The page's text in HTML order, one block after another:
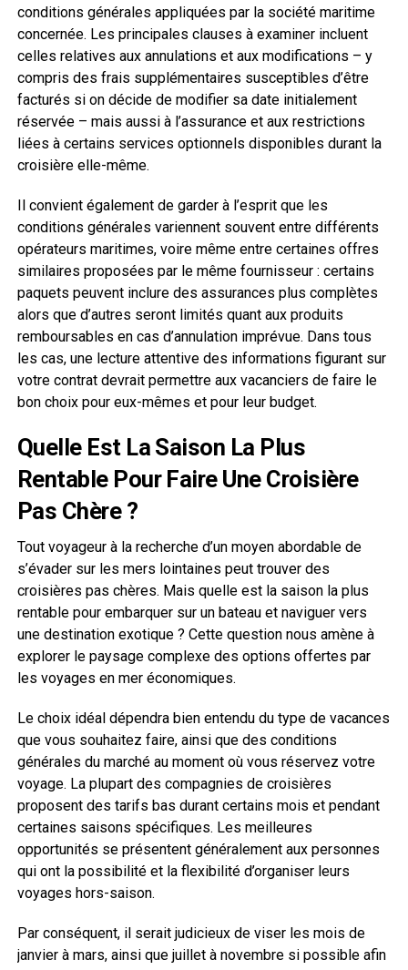
conditions générales appliquées par la société maritime
concernée. Les principales clauses à examiner incluent
celles relatives aux annulations et aux modifications – y
compris des frais supplémentaires susceptibles d’être
facturés si on décide de modifier sa date initialement
réservée – mais aussi à l’assurance et aux restrictions
liées à certains services optionnels disponibles durant la
croisière elle-même.
Il convient également de garder à l’esprit que les
conditions générales variennent souvent entre différents
opérateurs maritimes, voire même entre certaines offres
similaires proposées par le même fournisseur : certains
paquets peuvent inclure des assurances plus complètes
alors que d’autres seront limités quant aux produits
remboursables en cas d’annulation imprévue. Dans tous
les cas, une lecture attentive des informations figurant sur
votre contrat devrait permettre aux vacanciers de faire le
bon choix pour eux-mêmes et pour leur budget.
Quelle Est La Saison La Plus
Rentable Pour Faire Une Croisière
Pas Chère ?
Tout voyageur à la recherche d’un moyen abordable de
s’évader sur les mers lointaines peut trouver des
croisières pas chères. Mais quelle est la saison la plus
rentable pour embarquer sur un bateau et naviguer vers
une destination exotique ? Cette question nous amène à
explorer le paysage complexe des options offertes par
les voyages en mer économiques.
Le choix idéal dépendra bien entendu du type de vacances
que vous souhaitez faire, ainsi que des conditions
générales du marché au moment où vous réservez votre
voyage. La plupart des compagnies de croisières
proposent des tarifs bas durant certains mois et pendant
certaines saisons spécifiques. Les meilleures
opportunités se présentent généralement aux personnes
qui ont la possibilité et la flexibilité d’organiser leurs
voyages hors-saison.
Par conséquent, il serait judicieux de viser les mois de
janvier à mars, ainsi que juillet à novembre si possible afin